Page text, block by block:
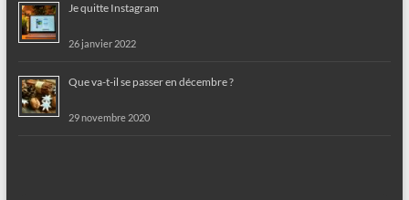
Je quitte Instagram
26 janvier 2022
Que va-t-il se passer en décembre ?
29 novembre 2020